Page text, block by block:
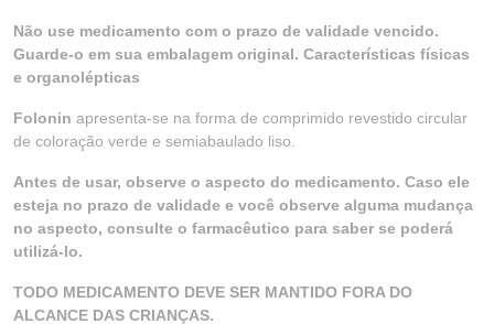
Não use medicamento com o prazo de validade vencido.
Guarde-o em sua embalagem original. Características físicas
e organolépticas
Folonin apresenta-se na forma de comprimido revestido circular
de coloração verde e semiabaulado liso.
Antes de usar, observe o aspecto do medicamento. Caso ele
esteja no prazo de validade e você observe alguma mudança
no aspecto, consulte o farmacêutico para saber se poderá
utilizá-lo.
TODO MEDICAMENTO DEVE SER MANTIDO FORA DO
ALCANCE DAS CRIANÇAS.